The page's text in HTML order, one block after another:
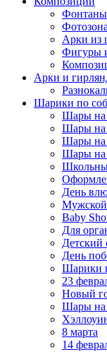
Арки из
Фигуры
Арки и
Шарики по
Шары на
Шары на
Шары на
Шары на
День
Мужской
Baby
Для
Детский
День
Шарики
23
Новый
Шары на
8 марта
14